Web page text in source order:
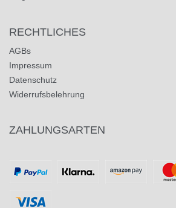
RECHTLICHES
AGBs
Impressum
Datenschutz
Widerrufsbelehrung
ZAHLUNGSARTEN